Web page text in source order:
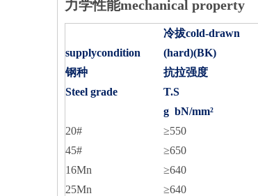
力学性能mechanical property
supplycondition
钢种
Steel grade
冷拔cold-drawn
(hard)(BK)
抗拉强度
T.S
g bN/mm²
20#
≥550
45#
≥650
16Mn
≥640
25Mn
≥640